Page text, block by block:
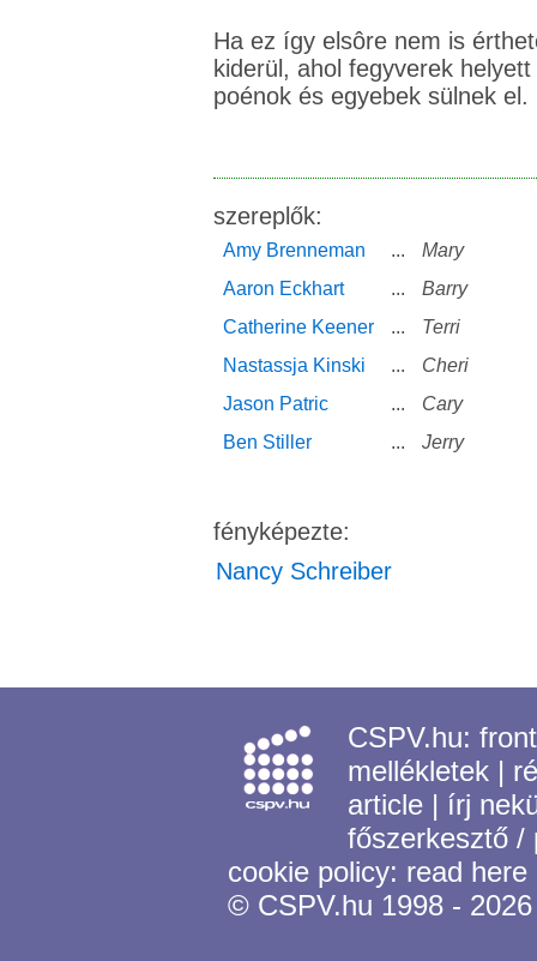
Ha ez így elsôre nem is
kiderül, ahol fegyverek
poénok és egyebek sülnek el.
szereplők:
Amy Brenneman ...
Mary
Aaron Eckhart
...
Barry
Catherine Keener
...
Terri
Nastassja Kinski
...
Cheri
Jason Patric
...
Cary
Ben Stiller
... Jerry
fényképezte:
Nancy Schreiber
CSPV.hu:
mellékletek |
article | írj
főszerkesztő
cookie policy: read here
© CSPV.hu 1998 - 2026